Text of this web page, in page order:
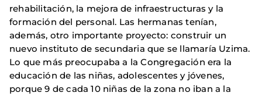
rehabilitación, la mejora de infraestructuras y la
formación del personal. Las hermanas tenían,
además, otro importante proyecto: construir un
nuevo instituto de secundaria que se llamaría Uzima.
Lo que más preocupaba a la Congregación era la
educación de las niñas, adolescentes y jóvenes,
porque 9 de cada 10 niñas de la zona no iban a la